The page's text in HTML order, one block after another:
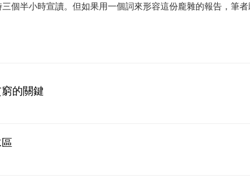
個半小時宣讀。但如果用一個詞來形容這份龐雜的報告，筆
的關鍵